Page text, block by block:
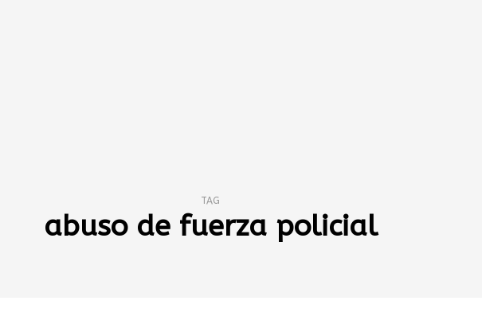
TAG
abuso de fuerza policial